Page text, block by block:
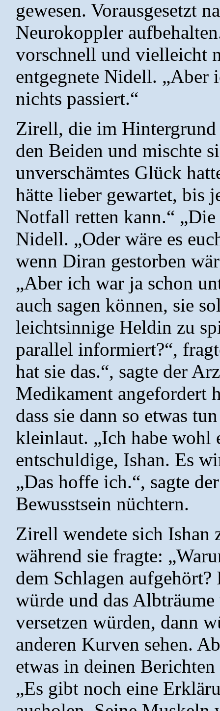
gewesen. Vorausgesetzt
Neurokoppler
vorschnell und vielleicht
entgegnete Nidell. „Aber
nichts passiert.“
Zirell, die im Hintergrund
den Beiden und mischte
unverschämtes Glück
hätte lieber gewartet, bis
Notfall retten kann.“
Nidell. „Oder wäre es
wenn Diran gestorben
„Aber ich war ja schon
auch sagen können, sie
leichtsinnige Heldin zu
parallel informiert?“,
hat sie das.“, sagte der
Medikament angefordert
dass sie dann so etwas
kleinlaut. „Ich habe wohl
entschuldige, Ishan. Es
„Das hoffe ich.“, sagte
Bewusstsein nüchtern.
Zirell wendete sich Ishan
während sie fragte:
dem Schlagen
würde und das
versetzen würden, dann
anderen Kurven sehen.
etwas in deinen
„Es gibt noch eine